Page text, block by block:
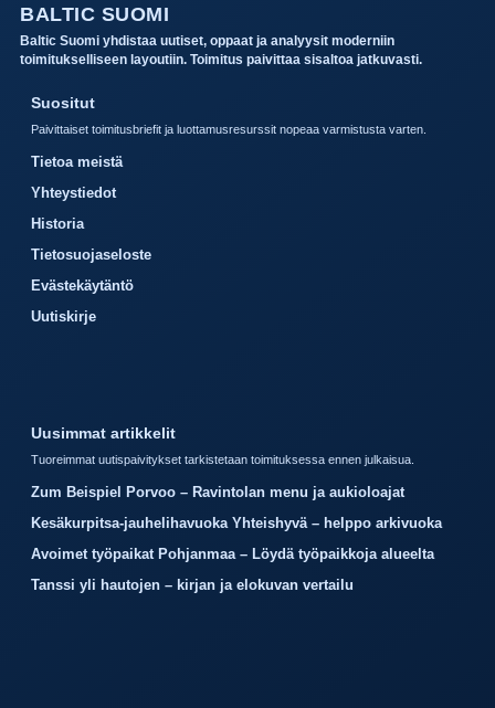
BALTIC SUOMI
Baltic Suomi yhdistaa uutiset, oppaat ja analyysit moderniin
toimitukselliseen layoutiin. Toimitus paivittaa sisaltoa jatkuvasti.
Suositut
Paivittaiset toimitusbriefit ja luottamusresurssit nopeaa varmistusta varten.
Tietoa meistä
Yhteystiedot
Historia
Tietosuojaseloste
Evästekäytäntö
Uutiskirje
Uusimmat artikkelit
Tuoreimmat uutispaivitykset tarkistetaan toimituksessa ennen julkaisua.
Zum Beispiel Porvoo – Ravintolan menu ja aukioloajat
Kesäkurpitsa-jauhelihavuoka Yhteishyvä – helppo arkivuoka
Avoimet työpaikat Pohjanmaa – Löydä työpaikkoja alueelta
Tanssi yli hautojen – kirjan ja elokuvan vertailu